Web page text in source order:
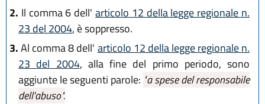
2. Il comma 6 dell' articolo 12 della legge regionale n.
23 del 2004, è soppresso.
3.Al comma 8 dell' articolo 12 della legge regionale n.
23 del 2004, alla fine del primo periodo, sono
aggiunte le seguenti parole: "a spese del responsabile
dell'abuso".